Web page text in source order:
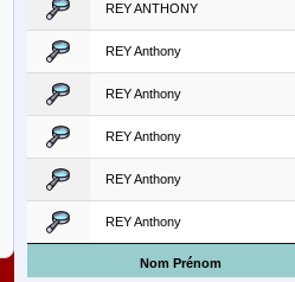
Nom Prénom
REY ANTHONY
REY Anthony
REY Anthony
REY Anthony
REY Anthony
REY Anthony